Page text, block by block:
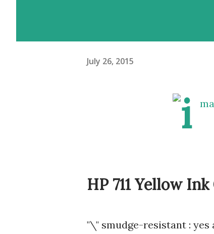
July 26, 2015
HP 711 Yellow
"\" smudge-resistant :